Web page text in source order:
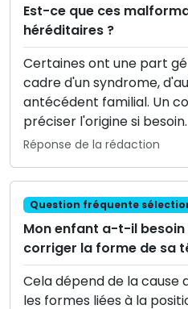
Est-ce que ces
héréditaires ?
Certaines ont une part
cadre d'un syndrome,
antécédent familial. Un
préciser l'origine si besoin.
Réponse de la rédaction
Question fréquente
Mon enfant a-t-il
corriger la forme de sa
Cela dépend de la cause
les formes liées à la